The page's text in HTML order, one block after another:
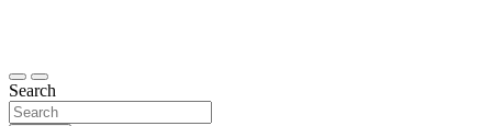
thetoptennews.com
Search